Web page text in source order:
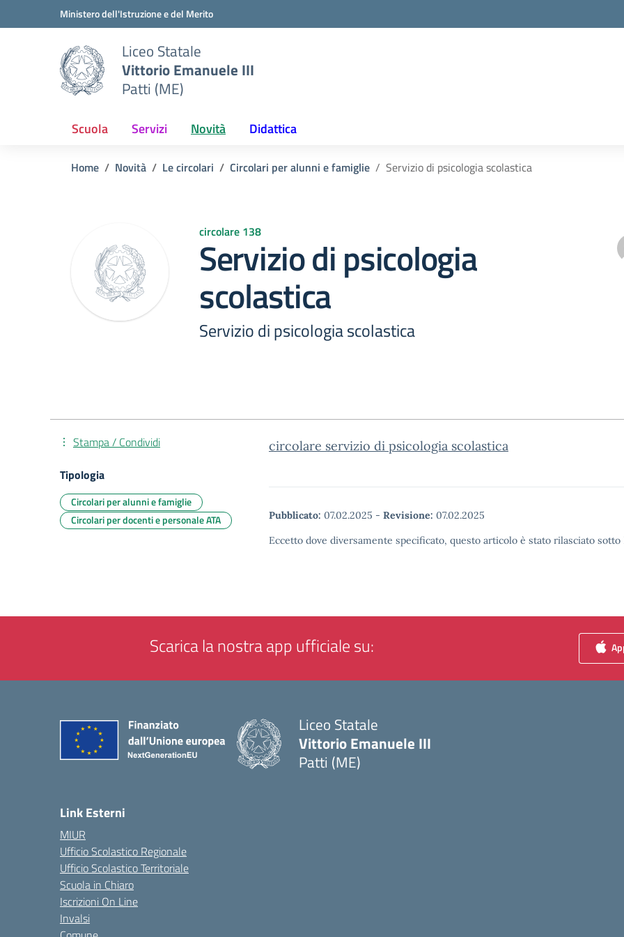
Vai ai contenuti
Vai al menu di navigazioneMinistero dell'Istruzione e del Merito
Liceo Statale
Vittorio Emanuele III
Patti (ME)
Scuola Servizi Novità Didattica
Home Novità Le circolari Circolari per alunni e famiglie Servizio di psicologia scolastica
circolare 138
Servizio di psicologia
scolastica
Servizio di psicologia scolastica
circolare servizio di psicologia scolastica
Pubblicato: 07.02.2025 - Revisione: 07.02.2025
Eccetto dove diversamente specificato, questo articolo è stato rilasciato
Stampa / Condividi
Tipologia
Circolari per alunni e famiglie
Circolari per docenti e personale ATA
Scarica la nostra app ufficiale su:
Liceo Statale
Vittorio Emanuele III
Patti (ME)
Link Esterni
MIUR
Ufficio Scolastico Regionale
Ufficio Scolastico Territoriale
Scuola in Chiaro
Iscrizioni On Line
Invalsi